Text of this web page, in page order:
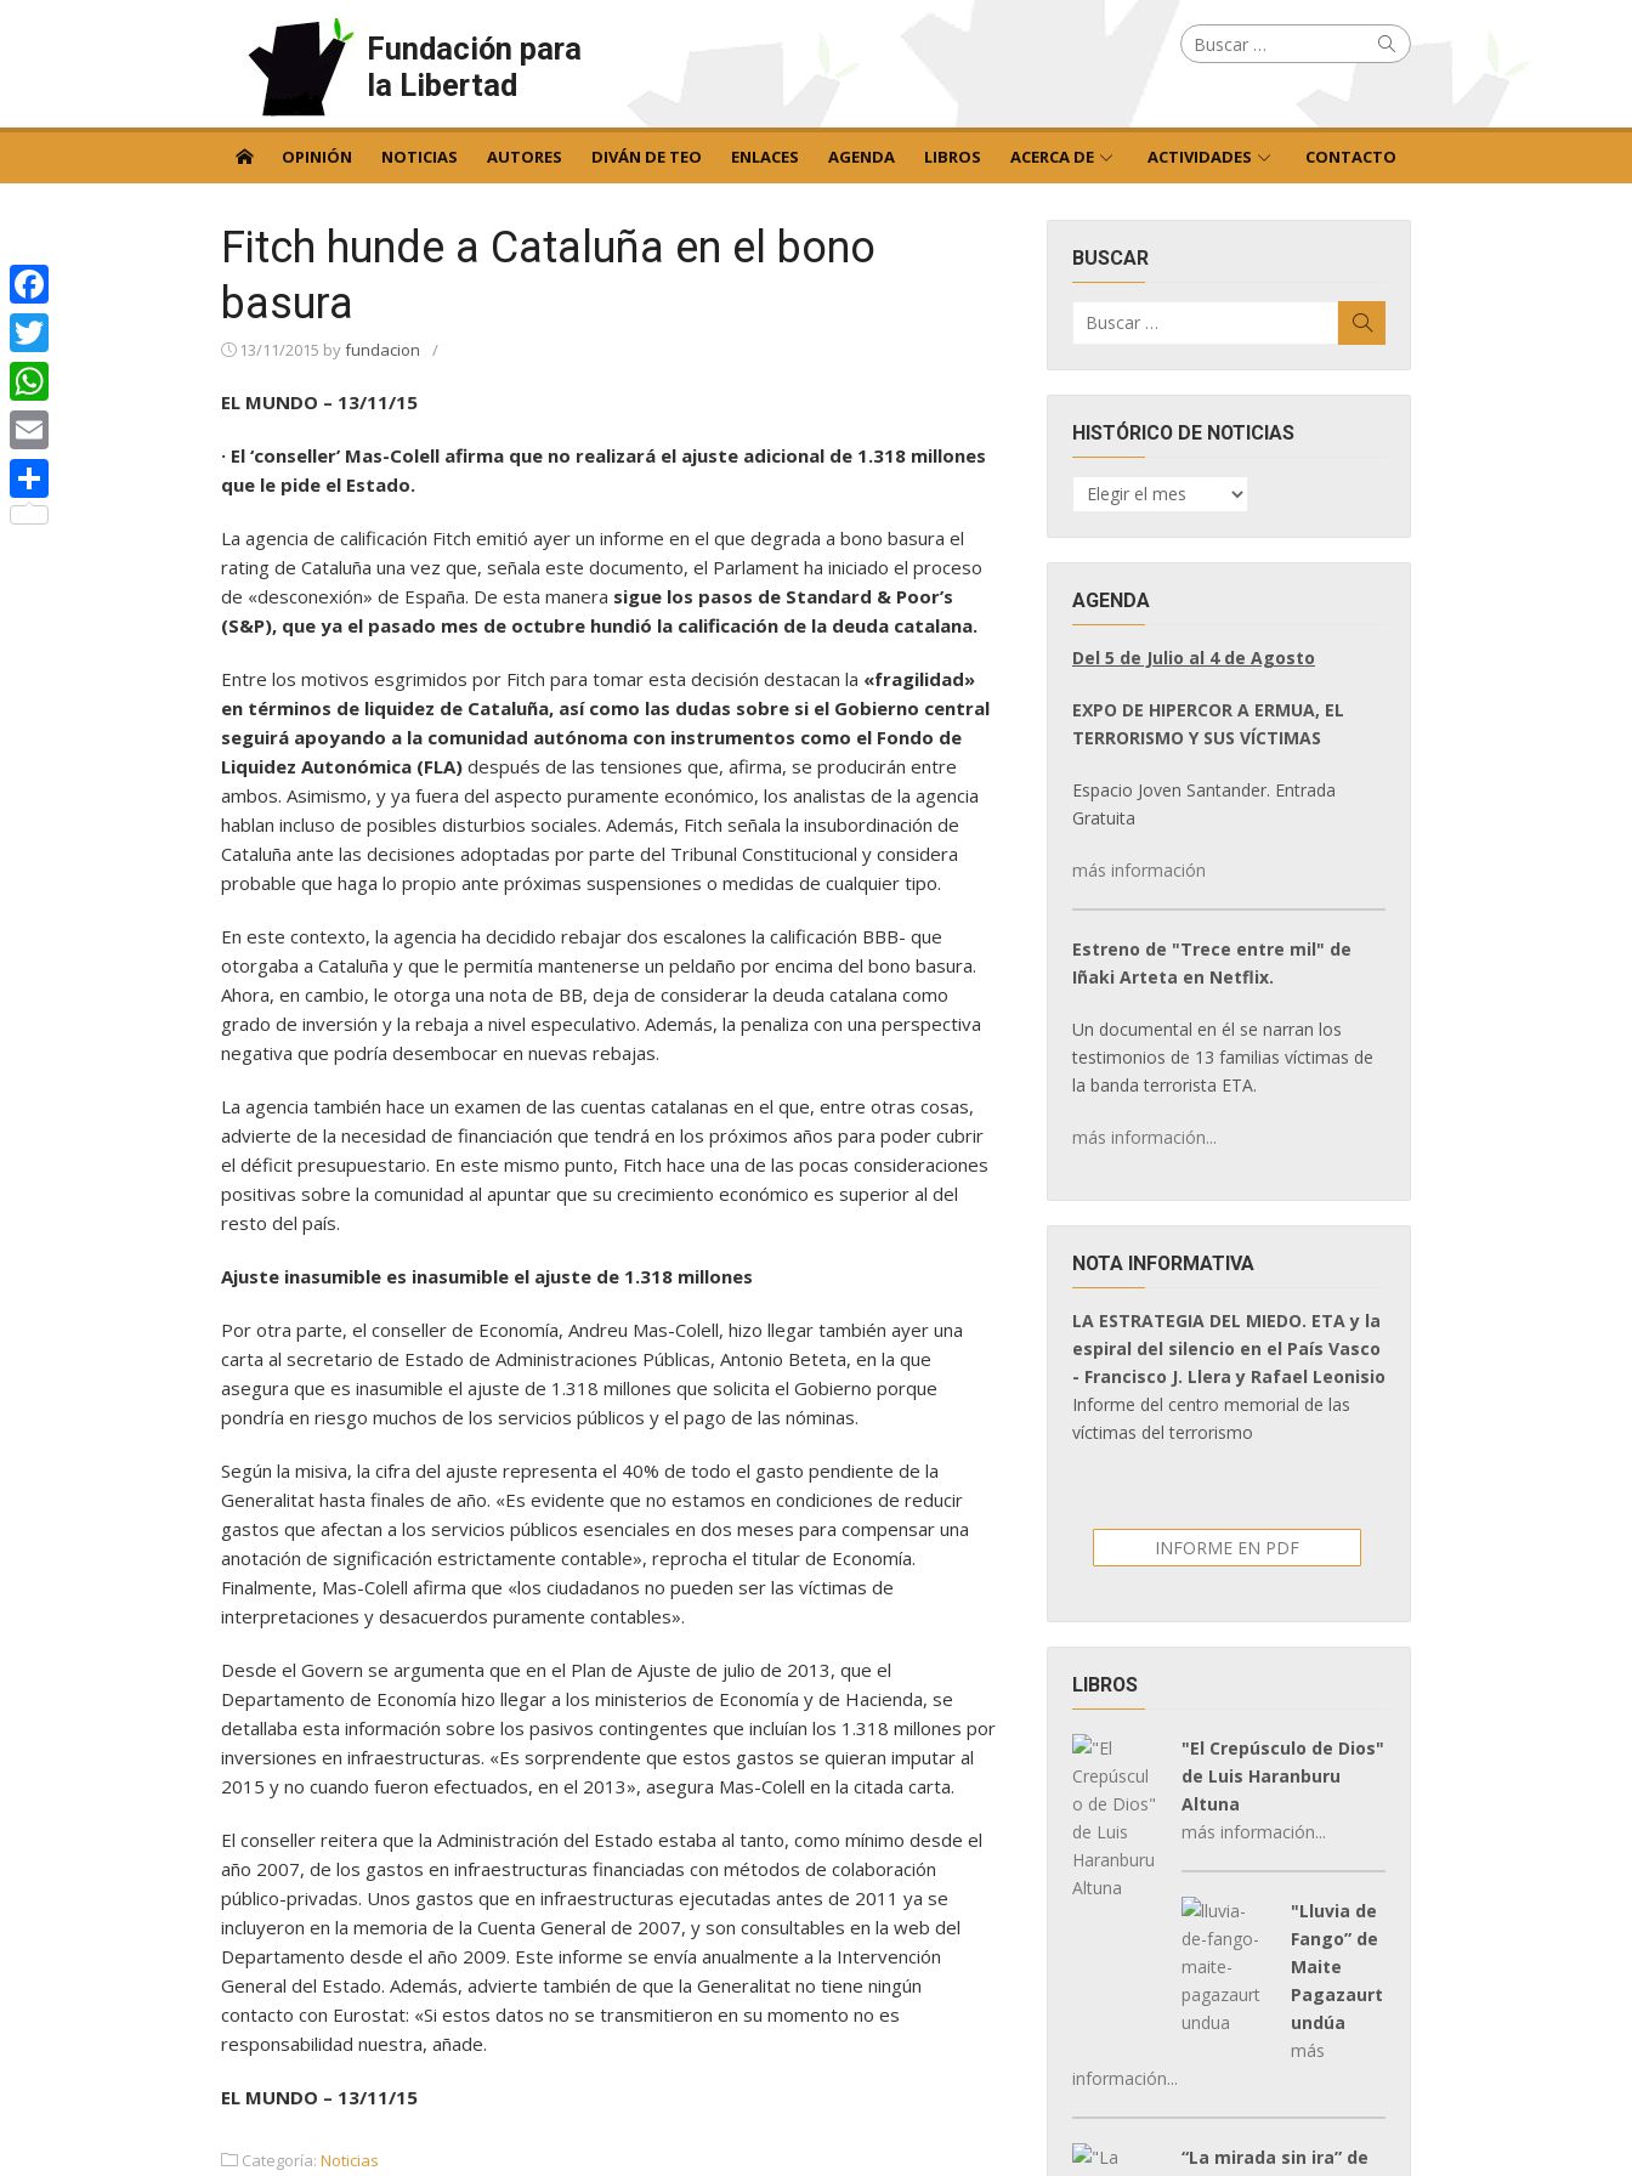
Fundación para
la Libertad
Buscar
por: Buscar
OPINIÓN NOTICIAS AUTORES DIVÁN DE TEO ENLACES AGENDA LIBROS ACERCA DE ACTIVIDADES CONTACTO
Fitch hunde a Cataluña en el bono
basura
13/11/2015 byfundacion /
EL MUNDO – 13/11/15
· El ‘conseller’ Mas-Colell afirma que no realizará el ajuste adicional de 1.318 millones
que le pide el Estado.
La agencia de calificación Fitch emitió ayer un informe en el que degrada a bono basura el
rating de Cataluña una vez que, señala este documento, el Parlament ha iniciado el proceso
de «desconexión» de España. De esta manera sigue los pasos de Standard & Poor’s
(S&P), que ya el pasado mes de octubre hundió la calificación de la deuda catalana.
Entre los motivos esgrimidos por Fitch para tomar esta decisión destacan la «fragilidad»
en términos de liquidez de Cataluña, así como las dudas sobre si el Gobierno central
seguirá apoyando a la comunidad autónoma con instrumentos como el Fondo de
Liquidez Autonómica (FLA) después de las tensiones que, afirma, se producirán entre
ambos. Asimismo, y ya fuera del aspecto puramente económico, los analistas de la agencia
hablan incluso de posibles disturbios sociales. Además, Fitch señala la insubordinación de
Cataluña ante las decisiones adoptadas por parte del Tribunal Constitucional y considera
probable que haga lo propio ante próximas suspensiones o medidas de cualquier tipo.
En este contexto, la agencia ha decidido rebajar dos escalones la calificación BBB- que
otorgaba a Cataluña y que le permitía mantenerse un peldaño por encima del bono basura.
Ahora, en cambio, le otorga una nota de BB, deja de considerar la deuda catalana como
grado de inversión y la rebaja a nivel especulativo. Además, la penaliza con una perspectiva
negativa que podría desembocar en nuevas rebajas.
La agencia también hace un examen de las cuentas catalanas en el que, entre otras cosas,
advierte de la necesidad de financiación que tendrá en los próximos años para poder cubrir
el déficit presupuestario. En este mismo punto, Fitch hace una de las pocas consideraciones
positivas sobre la comunidad al apuntar que su crecimiento económico es superior al del
resto del país.
Ajuste inasumible es inasumible el ajuste de 1.318 millones
Por otra parte, el conseller de Economía, Andreu Mas-Colell, hizo llegar también ayer una
carta al secretario de Estado de Administraciones Públicas, Antonio Beteta, en la que
asegura que es inasumible el ajuste de 1.318 millones que solicita el Gobierno porque
pondría en riesgo muchos de los servicios públicos y el pago de las nóminas.
Según la misiva, la cifra del ajuste representa el 40% de todo el gasto pendiente de la
Generalitat hasta finales de año. «Es evidente que no estamos en condiciones de reducir
gastos que afectan a los servicios públicos esenciales en dos meses para compensar una
anotación de significación estrictamente contable», reprocha el titular de Economía.
Finalmente, Mas-Colell afirma que «los ciudadanos no pueden ser las víctimas de
interpretaciones y desacuerdos puramente contables».
Desde el Govern se argumenta que en el Plan de Ajuste de julio de 2013, que el
Departamento de Economía hizo llegar a los ministerios de Economía y de Hacienda, se
detallaba esta información sobre los pasivos contingentes que incluían los 1.318 millones por
inversiones en infraestructuras. «Es sorprendente que estos gastos se quieran imputar al
2015 y no cuando fueron efectuados, en el 2013», asegura Mas-Colell en la citada carta.
El conseller reitera que la Administración del Estado estaba al tanto, como mínimo desde el
año 2007, de los gastos en infraestructuras financiadas con métodos de colaboración
público-privadas. Unos gastos que en infraestructuras ejecutadas antes de 2011 ya se
incluyeron en la memoria de la Cuenta General de 2007, y son consultables en la web del
Departamento desde el año 2009. Este informe se envía anualmente a la Intervención
General del Estado. Además, advierte también de que la Generalitat no tiene ningún
contacto con Eurostat: «Si estos datos no se transmitieron en su momento no es
responsabilidad nuestra, añade.
EL MUNDO – 13/11/15
Categoría: Noticias
BUSCAR
por:
HISTÓRICO DE NOTICIAS
HISTÓRICO
DE
AGENDA
Del 5 de Julio al 4 de Agosto
EXPO DE HIPERCOR A ERMUA, EL
TERRORISMO Y SUS VÍCTIMAS
Espacio Joven Santander. Entrada
Gratuita
más información
Estreno de "Trece entre mil" de
Iñaki Arteta en Netflix.
Un documental en él se narran los
testimonios de 13 familias víctimas de
la banda terrorista ETA.
más información...
NOTA INFORMATIVA
LA ESTRATEGIA DEL MIEDO. ETA y la
espiral del silencio en el País Vasco
- Francisco J. Llera y Rafael Leonisio
Informe del centro memorial de las
víctimas del terrorismo
INFORME EN PDF
LIBROS
"El Crepúsculo de Dios"
de Luis Haranburu
Altuna
más información...
"Lluvia de
Fango” de
Maite
Pagazaurt
undúa
más
información...
“La mirada sin ira” de
Facebook
Twitter
WhatsApp
Email
Compartir